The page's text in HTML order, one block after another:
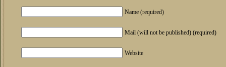
Name (required)
Mail (will not be published) (required)
Website